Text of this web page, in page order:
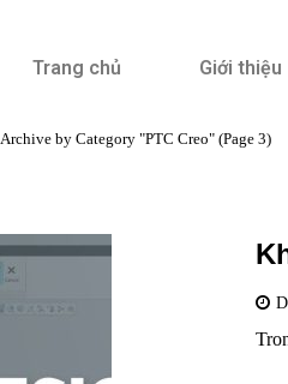
Trang chủ Giới thiệu
Archive by Category "PTC Creo" (Page 3)